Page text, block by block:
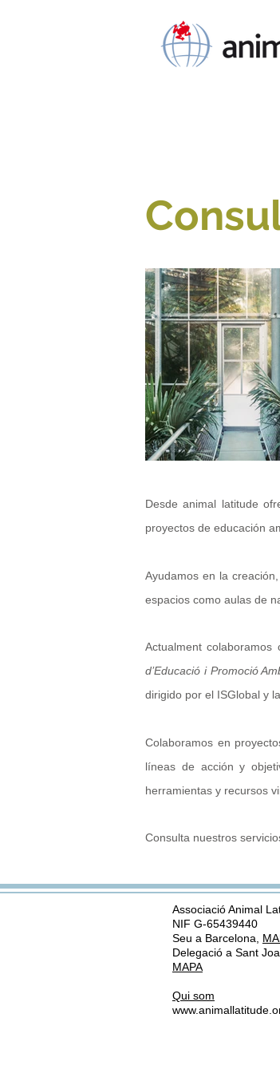
Desde animal latitude
proyectos de educación
Ayudamos en la
espacios como aulas de
Actualment colaboramos
d’Educació i Promoció
dirigido por el ISGlobal y
Colaboramos en
líneas de acción y
herramientas y recursos
Consulta nuestros
Associació Animal
NIF G-65439440
Seu a Barcelona,
Delegació a Sant
MAPA
Qui som